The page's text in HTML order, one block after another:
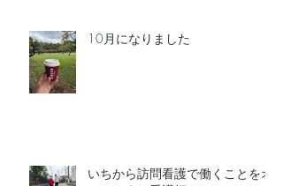
10月になりました
いちから訪問看護で働くことをオ